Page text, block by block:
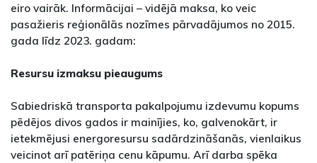
eiro vairāk. Informācijai – vidējā maksa, ko veic
pasažieris reģionālās nozīmes pārvadājumos no 2015.
gada līdz 2023. gadam:
Resursu izmaksu pieaugums
Sabiedriskā transporta pakalpojumu izdevumu kopums
pēdējos divos gados ir mainījies, ko, galvenokārt, ir
ietekmējusi energoresursu sadārdzināšanās, vienlaikus
veicinot arī patēriņa cenu kāpumu. Arī darba spēka